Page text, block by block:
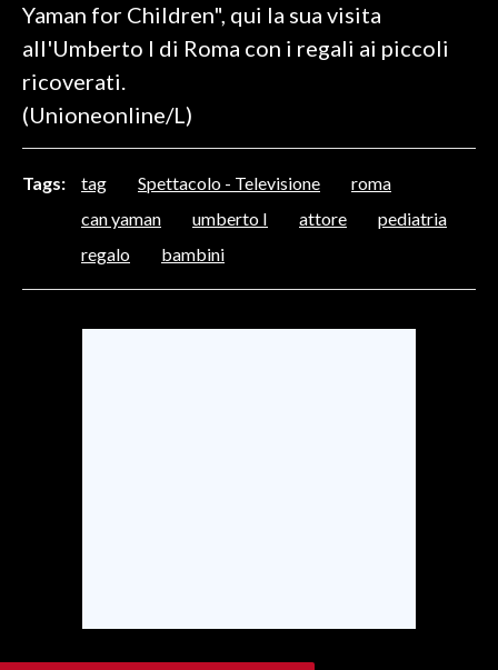
VOLLEY
MOTORI
TENNIS
ALTRI SPORT
SPETTACOLI
INSULARITÀ
Yaman for Children", qui la sua visita
all'Umberto I di Roma con i regali ai piccoli
ricoverati.
(Unioneonline/L)
Tags: tag Spettacolo - Televisione
roma
can yaman
umberto I attore
pediatria
regalo
bambini